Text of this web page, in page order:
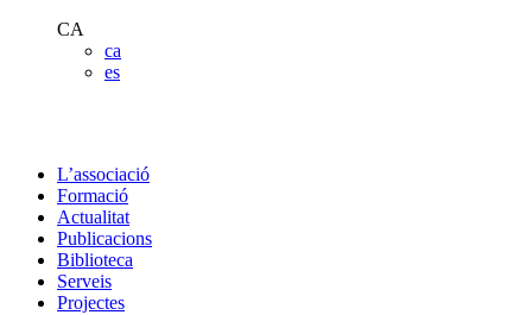
CA
ca
es
L’associació
Formació
Actualitat
Publicacions
Biblioteca
Serveis
Projectes